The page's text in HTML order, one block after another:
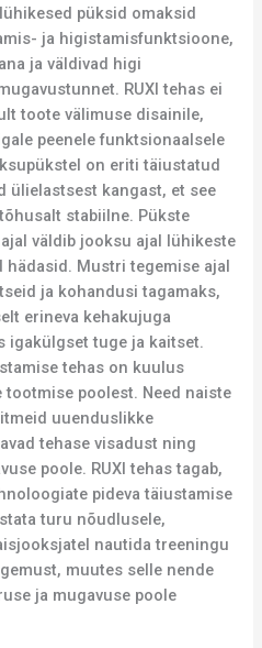
püksid omaksid
ja higistamisfunktsioone,
ja väldivad higi
RUXI tehas ei
toote välimuse disainile,
peenele funktsionaalsele
on eriti täiustatud
ülielastsest kangast, et see
stabiilne. Pükste
väldib jooksu ajal lühikeste
Mustri tegemise ajal
ja kohandusi tagamaks,
erineva kehakujuga
igakülgset tuge ja kaitset.
tehas on kuulus
poolest. Need naiste
uuenduslikke
tehase visadust ning
poole. RUXI tehas tagab,
pideva täiustamise
turu nõudlusele,
nautida treeningu
muutes selle nende
ja mugavuse poole